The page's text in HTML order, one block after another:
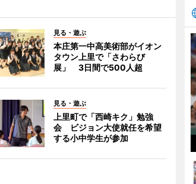
見る・遊ぶ
本庄第一中高美術部がイオン
タウン上里で「さわらび
展」 3日間で500人超
見る・遊ぶ
上里町で「西崎キク」勉強
会 ビジョン大使就任を希望
する小中学生が参加